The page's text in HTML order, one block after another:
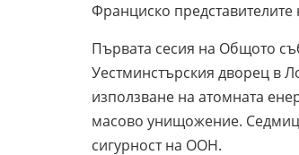
Франциско
Първата сесия на Общото
Уестминстърския дворец в
използване на атомната
масово унищожение.
сигурност на ООН.